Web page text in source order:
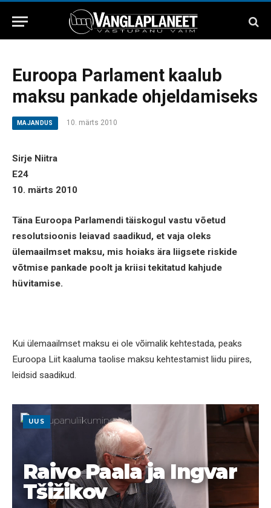
Euroopa Parlament kaalub
maksu pankade ohjeldamiseks
MAJANDUS 10. märts 2010
Sirje Niitra
E24
10. märts 2010
Täna Euroopa Parlamendi täiskogul vastu võetud
resolutsioonis leiavad saadikud, et vaja oleks
ülemaailmset maksu, mis hoiaks ära liigsete riskide
võtmise pankade poolt ja kriisi tekitatud kahjude
hüvitamise.
Kui ülemaailmset maksu ei ole võimalik kehtestada, peaks
Euroopa Liit kaaluma taolise maksu kehtestamist liidu piires,
leidsid saadikud.
UUS
Raivo Paala ja Ingvar
Tšižikov